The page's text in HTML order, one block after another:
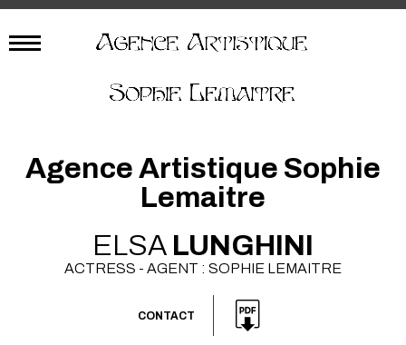
Agence Artistique Sophie
Lemaitre
ELSA LUNGHINI
ACTRESS - AGENT : SOPHIE LEMAITRE
CONTACT